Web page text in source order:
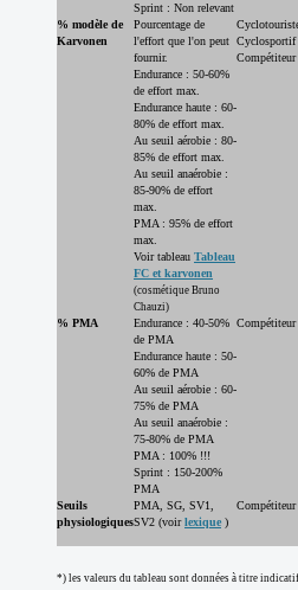
Sprint : Non relevant
% modèle de
Karvonen
Pourcentage de
l'effort que l'on peut
fournir.
Endurance : 50-60%
de effort max.
Endurance haute : 60-
80% de effort max.
Au seuil aérobie : 80-
85% de effort max.
Au seuil anaérobie :
85-90% de effort
max.
PMA : 95% de effort
max.
Voir tableau Tableau
FC et karvonen
(cosmétique Bruno
Chauzi)
Cyclosportif
Compétiteur
% PMA
Endurance : 40-50%
de PMA
Endurance haute : 50-
60% de PMA
Au seuil aérobie : 60-
75% de PMA
Au seuil anaérobie :
75-80% de PMA
PMA : 100% !!!
Sprint : 150-200%
PMA
Compétiteur
Seuils
physiologiques
PMA, SG, SV1,
SV2 (voirlexique )
Compétiteur
*) les valeurs du tableau sont données à titre